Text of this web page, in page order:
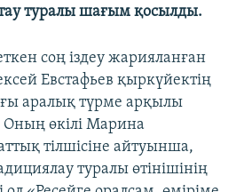
туралы шағым қосылды.
соң іздеу жарияланған
Евстафьев қыркүйектің
аралық түрме арқылы
Оның өкілі Марина
тілшісіне айтуынша,
туралы өтінішінің